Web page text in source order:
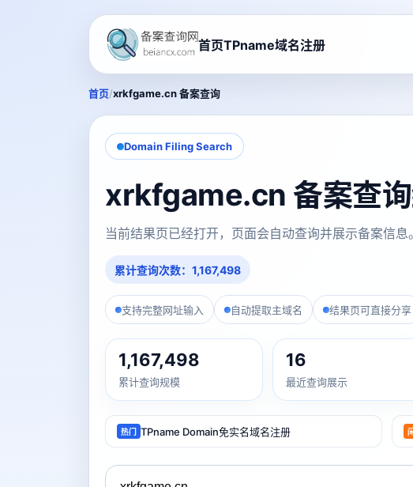
首页TPname域名注册
首页/xrkfgame.cn 备案查询
Domain Filing Search
xrkfgame.cn 备案查
当前结果页已经打开，页面会自动查询并展示备案信息。
累计查询次数：1,167,498
支持完整网址输入 自动提取主域名 结果页可直接分享
1,167,498
累计查询规模
16
最近查询展示
热门 TPname Domain免实名域名注册